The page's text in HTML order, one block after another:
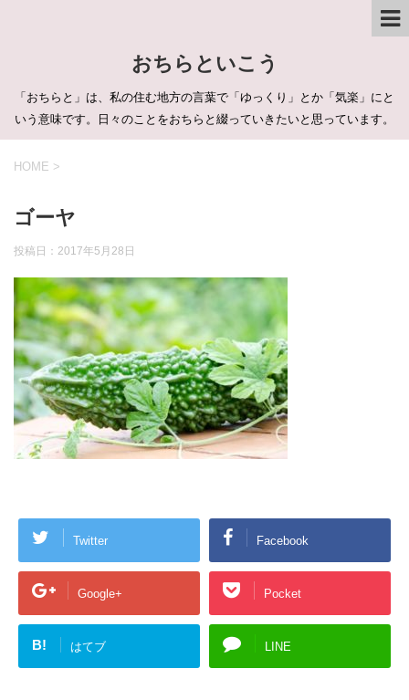
おちらといこう
「おちらと」は、私の住む地方の言葉で「ゆっくり」とか「気楽」にと
いう意味です。日々のことをおちらと綴っていきたいと思っています。
HOME >
ゴーヤ
投稿日： 2017年5月28日
Twitter Facebook
Google+ Pocket
B! はてブ LINE